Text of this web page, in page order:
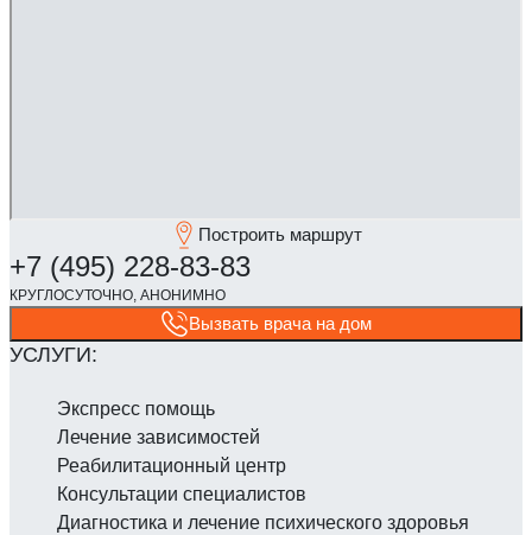
Построить маршрут
Вызвать врача на дом
Экспресс помощь
Лечение зависимостей
Реабилитаци­онный центр
Консультации специалистов
Диагностика и лечение психического здоровья